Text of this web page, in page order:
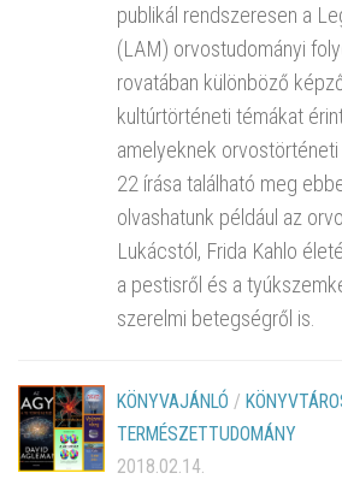
publikál rendszeresen a
(LAM) orvostudományi
rovatában különböző
kultúrtörténeti témákat
amelyeknek orvostörténeti
22 írása található meg
olvashatunk például az
Lukácstól, Frida Kahlo
a pestisről és a
szerelmi betegségről is.
KÖNYVAJÁNLÓ /
TERMÉSZETTUDOMÁNY
2018.02.14.